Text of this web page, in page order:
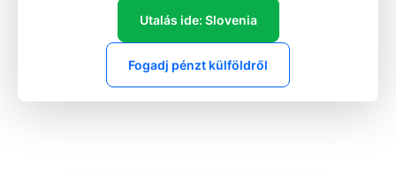
Utalás ide: Slovenia
Fogadj pénzt külföldről